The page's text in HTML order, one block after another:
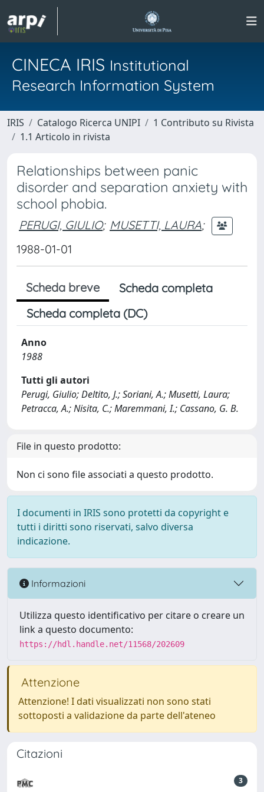
CINECA IRIS Institutional
Research Information System
IRIS Catalogo Ricerca UNIPI
1 Contributo su Rivista
1.1 Articolo in rivista
Relationships between panic
disorder and separation anxiety with
school phobia.
PERUGI, GIULIO; MUSETTI, LAURA;
1988-01-01
Scheda breve
Scheda completa
Scheda completa (DC)
Anno
1988
Tutti gli autori
Perugi, Giulio; Deltito, J.; Soriani, A.; Musetti, Laura;
Petracca, A.; Nisita, C.; Maremmani, I.; Cassano, G. B.
File in questo prodotto:
Non ci sono file associati a questo prodotto.
I documenti in IRIS sono protetti da copyright e
tutti i diritti sono riservati, salvo diversa
indicazione.
Informazioni
Utilizza questo identificativo per citare o creare un
link a questo documento:
https://hdl.handle.net/11568/202609
Attenzione
Attenzione! I dati visualizzati non sono stati
sottoposti a validazione da parte dell'ateneo
Citazioni
3